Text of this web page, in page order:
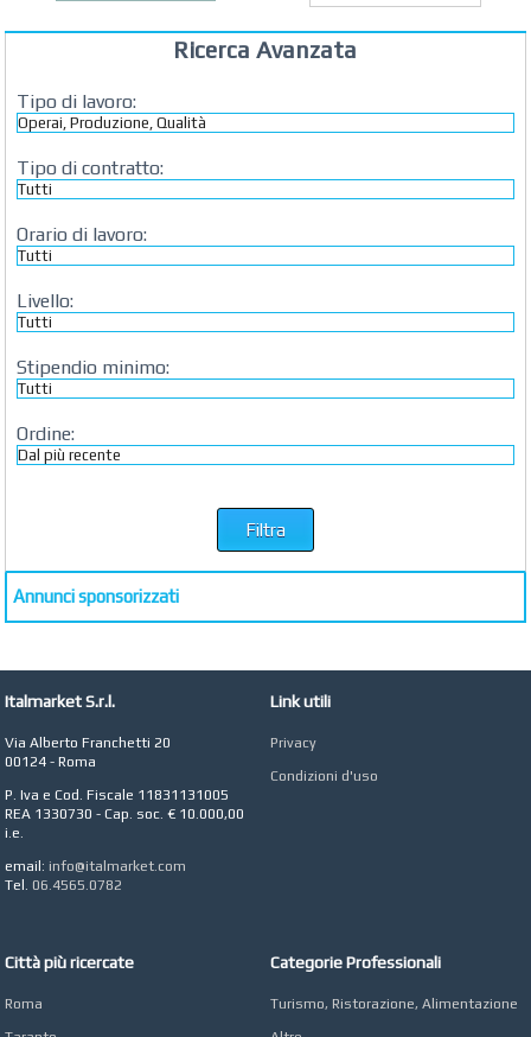
MATERA ARREDI
Vendita Arredo per
Interni, Esterni e
Roma
CONCEPT POINT
Digital marketing e Web
Ricerca Avanzata
Tipo di lavoro:
Tipo di contratto:
Orario di lavoro:
Livello:
Stipendio minimo:
Ordine:
Annunci sponsorizzati
Italmarket S.r.l.
Via Alberto Franchetti 20
00124 - Roma
P. Iva e Cod. Fiscale 11831131005
REA 1330730 - Cap. soc. € 10.000,00
i.e.
email: info@italmarket.com
Tel. 06.4565.0782
Link utili
Privacy
Condizioni d'uso
Città più ricercate
Roma
Categorie Professionali
Turismo, Ristorazione, Alimentazione